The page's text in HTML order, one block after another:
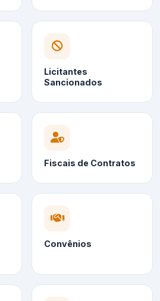
Licitantes
Sancionados
Fiscais de Contratos
Convênios